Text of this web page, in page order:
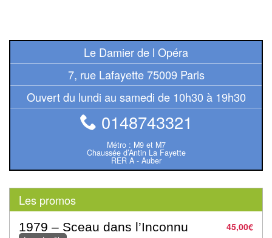
Classiques
Pour
les
la
famille
Pour
les
Le Damier de l Opéra
7, rue Lafayette 75009 Paris
Ouvert du lundi au samedi de 10h30 à 19h30
0148743321
Métro : M9 et M7
Chaussée d’Antin La Fayette
RER A - Auber
Les promos
45,00€
1979 – Sceau dans l’Inconnu